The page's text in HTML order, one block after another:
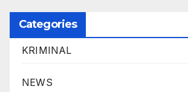
Categories
KRIMINAL
NEWS